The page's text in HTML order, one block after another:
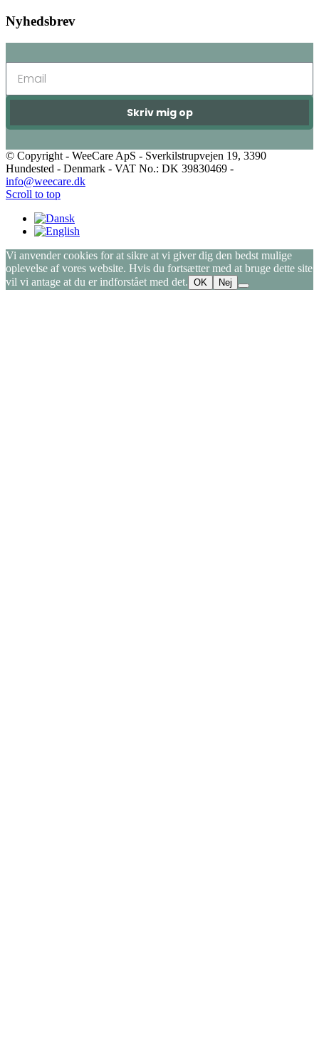
Nyhedsbrev
Skriv mig op
© Copyright - WeeCare ApS - Sverkilstrupvejen 19, 3390
Hundested - Denmark - VAT No.: DK 39830469 -
info@weecare.dk
Scroll to top
Vi anvender cookies for at sikre at vi giver dig den bedst mulige
oplevelse af vores website. Hvis du fortsætter med at bruge dette site
vil vi antage at du er indforstået med det. OK Nej